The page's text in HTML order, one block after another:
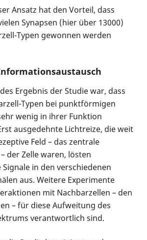
Ansatz hat den Vorteil, dass
Synapsen (hier über 13000)
Typen gewonnen werden
Ergebnis der Studie war, dass
Typen bei punktförmigen
wenig in ihrer Funktion
ausgedehnte Lichtreize, die weit
Feld – das zentrale
der Zelle waren, lösten
in den verschiedenen
aus. Weitere Experimente
mit Nachbarzellen – den
– für diese Aufweitung des
verantwortlich sind.